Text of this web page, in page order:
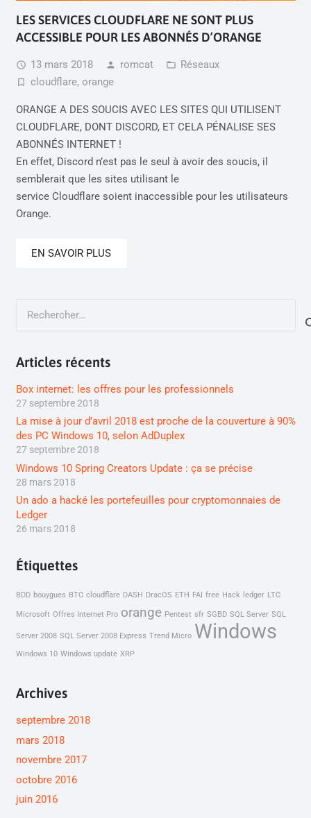
LES SERVICES CLOUDFLARE NE SONT PLUS
ACCESSIBLE POUR LES ABONNÉS D’ORANGE
access_time 13 mars 2018 person romcat folder_open Réseaux
turned_in_not cloudflare, orange
ORANGE A DES SOUCIS AVEC LES SITES QUI UTILISENT
CLOUDFLARE, DONT DISCORD, ET CELA PÉNALISE SES
ABONNÉS INTERNET !
En effet, Discord n’est pas le seul à avoir des soucis, il
semblerait que les sites utilisant le
service Cloudflare soient inaccessible pour les utilisateurs
Orange.
EN SAVOIR PLUS
Articles récents
Box internet: les offres pour les professionnels
27 septembre 2018
La mise à jour d’avril 2018 est proche de la couverture à 90%
des PC Windows 10, selon AdDuplex
27 septembre 2018
Windows 10 Spring Creators Update : ça se précise
28 mars 2018
Un ado a hacké les portefeuilles pour cryptomonnaies de
Ledger
26 mars 2018
Étiquettes
BDD bouygues BTC cloudflare DASH DracOS ETH FAI free Hack ledger LTC
Microsoft Offres Internet Pro orange Pentest sfr SGBD SQL Server SQL
Server 2008 SQL Server 2008 Express Trend Micro Windows
Windows 10 Windows update XRP
Archives
septembre 2018
mars 2018
novembre 2017
octobre 2016
juin 2016